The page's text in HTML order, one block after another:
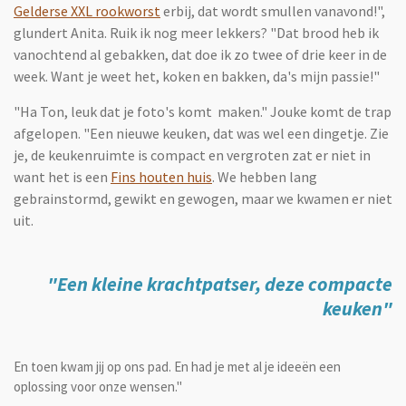
Gelderse XXL rookworsterbij, dat wordt smullen vanavond!",
glundert Anita. Ruik ik nog meer lekkers? "Dat brood heb ik
vanochtend al gebakken, dat doe ik zo twee of drie keer in de
week. Want je weet het, koken en bakken, da's mijn passie!"
"Ha Ton, leuk dat je foto's komt maken." Jouke komt de trap
afgelopen. "Een nieuwe keuken, dat was wel een dingetje. Zie
je, de keukenruimte is compact en vergroten zat er niet in
want het is een Fins houten huis. We hebben lang
gebrainstormd, gewikt en gewogen, maar we kwamen er niet
uit.
"Een kleine krachtpatser, deze compacte
keuken"
En toen kwam jij op ons pad. En had je met al je ideeën een
oplossing voor onze wensen."